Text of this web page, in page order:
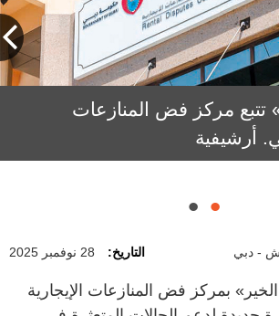
تتبع مركز فض المنازعات
أرشيفيةأسرة بقيمة جاوزت 16 مليون درهم منذ بداية
- دبي التاريخ: 28 نوفمبر 2025
بمركز فض المنازعات الإيجارية